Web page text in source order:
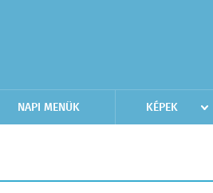
NAPI MENÜK KÉPEK